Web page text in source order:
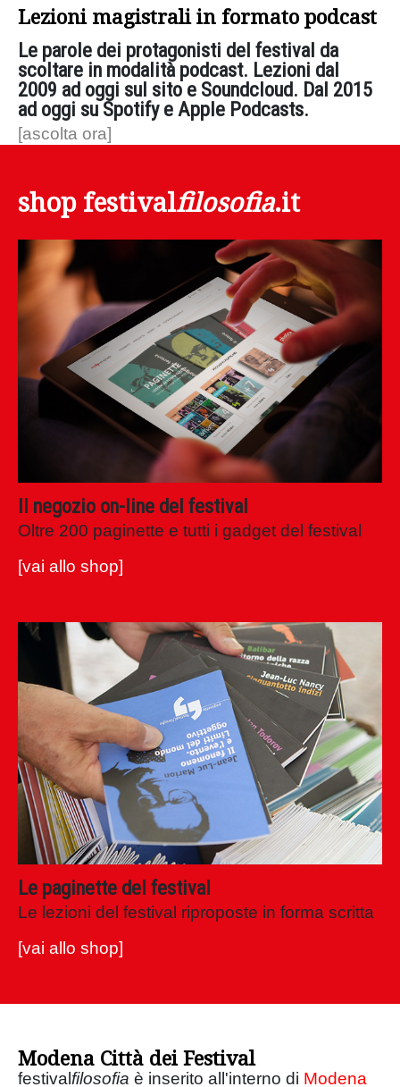
Lezioni magistrali in formato podcast
Le parole dei protagonisti del festival da
scoltare in modalità podcast. Lezioni dal
2009 ad oggi sul sito e Soundcloud. Dal 2015
ad oggi su Spotify e Apple Podcasts.
shop festivalfilosofia.it
Oltre 200 paginette e tutti i gadget del festival
Le lezioni del festival riproposte in forma scritta